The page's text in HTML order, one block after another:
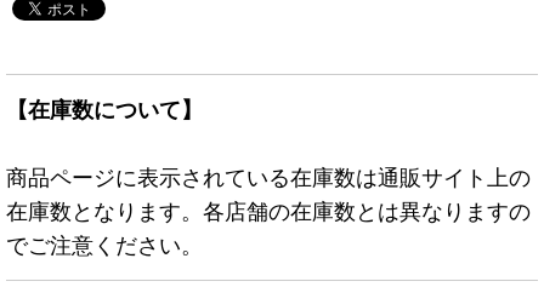
【在庫数について】
商品ページに表示されている在庫数は通販サイト上の
在庫数となります。各店舗の在庫数とは異なりますの
でご注意ください。